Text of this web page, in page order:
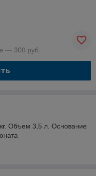
— 300 руб.
Объем 3,5 л. Основание